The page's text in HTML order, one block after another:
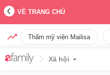
VỀ TRANG CHỦ
Thẩm mỹ viện Mailisa
Xã hội